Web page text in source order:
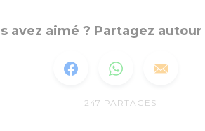
avez aimé ? Partagez autour
247 PARTAGES